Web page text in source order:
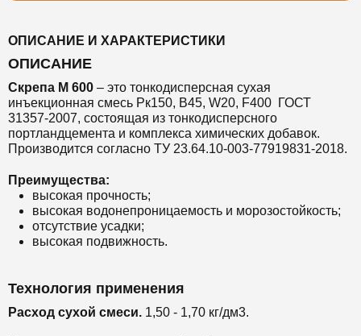
ОПИСАНИЕ И ХАРАКТЕРИСТИКИ
ОПИСАНИЕ
Скрепа М 600 – это тонкодисперсная сухая
инъекционная смесь Рк150, B45, W20, F400 ГОСТ
31357-2007, состоящая из тонкодисперсного
портландцемента и комплекса химических добавок.
Производится согласно ТУ 23.64.10-003-77919831-2018.
Преимущества:
высокая прочность;
высокая водонепроницаемость и морозостойкость;
отсутствие усадки;
высокая подвижность.
Технология применения
Расход сухой смеси. 1,50 - 1,70 кг/дм3.